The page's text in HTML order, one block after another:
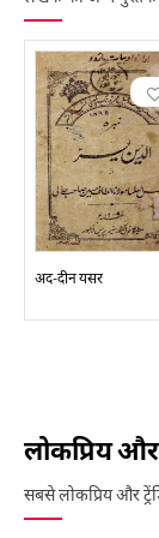
पढ़े। इसके बाद वो
सुधार के ग़रज़ से पेश
सलाह नहीं देता
तबीयत पर सख़्त
पानीपत वापस
मुलाक़ात नवाब
(ज़िला बुलंदशहर) से
मुसाहिब और अपने
सादी और सच्ची
समझते थे और साधारण
मुलाज़िम हो गए जहां
की भाषा ठीक करना
हालराइड की ईमा पर
अद-दीन यसर
लोकप्रिय और
सबसे लोकप्रिय और